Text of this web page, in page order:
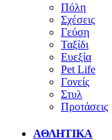
Πόλη
Σχέσεις
Γεύση
Ταξίδι
Ευεξία
Pet Life
Γονείς
Στυλ
Προτάσεις
ΑΘΛΗΤΙΚΑ